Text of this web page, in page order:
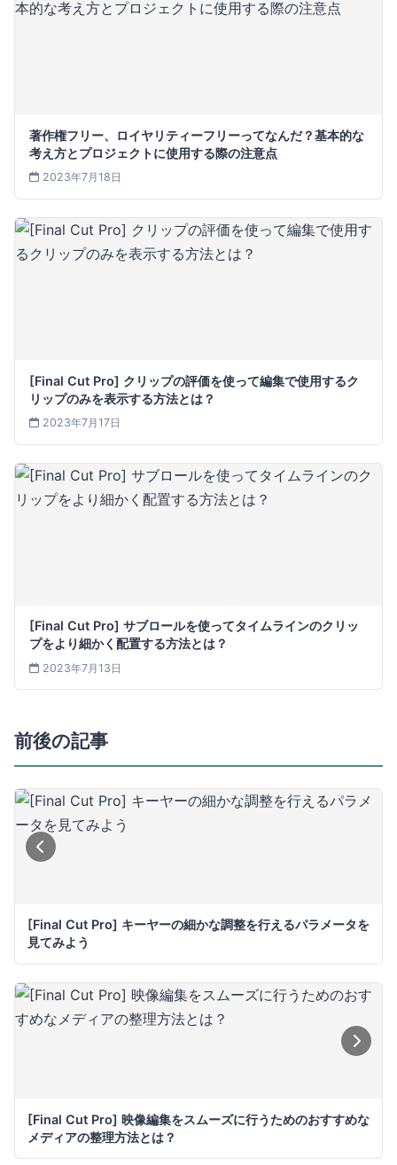
著作権フリー、ロイヤリティーフリーってなんだ？基本的な
考え方とプロジェクトに使用する際の注意点
2023年7月18日
[Final Cut Pro] クリップの評価を使って編集で使用するク
リップのみを表示する方法とは？
2023年7月17日
[Final Cut Pro] サブロールを使ってタイムラインのクリッ
プをより細かく配置する方法とは？
2023年7月13日
前後の記事
[Final Cut Pro] キーヤーの細かな調整を行えるパラメータを
見てみよう
[Final Cut Pro] 映像編集をスムーズに行うためのおすすめな
メディアの整理方法とは？